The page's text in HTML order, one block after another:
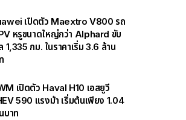
เปิดตัว Maextro V800 รถ
หรูขนาดใหญ่กว่า Alphard ขับ
1,335 กม. ในราคาเริ่ม 3.6 ล้าน
เปิดตัว Haval H10 เอสยูวี
590 แรงม้า เริ่มต้นเพียง 1.04
บาท